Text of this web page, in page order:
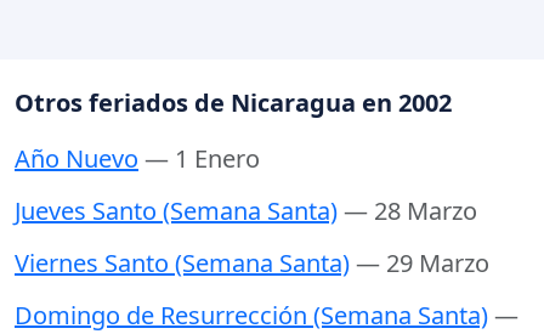
Otros feriados de Nicaragua en 2002
Año Nuevo — 1 Enero
Jueves Santo (Semana Santa)— 28 Marzo
Viernes Santo (Semana Santa)— 29 Marzo
Domingo de Resurrección (Semana Santa)—